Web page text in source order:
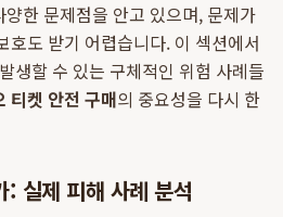
한 문제점을 안고 있으며, 문제가
호도 받기 어렵습니다. 이 섹션에서
생할 수 있는 구체적인 위험 사례들
티켓 안전 구매의 중요성을 다시 한
: 실제 피해 사례 분석